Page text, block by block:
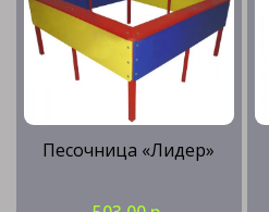
Песочница «Лидер»